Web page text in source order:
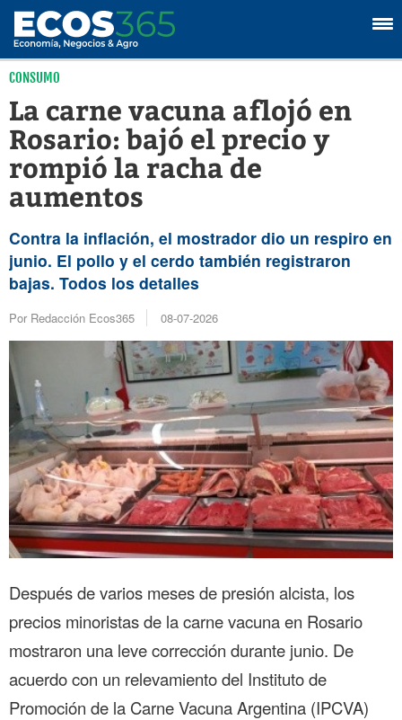
CONSUMO
La carne vacuna aflojó en
Rosario: bajó el precio y
rompió la racha de
aumentos
Contra la inflación, el mostrador dio un respiro en
junio. El pollo y el cerdo también registraron
bajas. Todos los detalles
Por Redacción Ecos365 08-07-2026
Después de varios meses de presión alcista, los
precios minoristas de la carne vacuna en Rosario
mostraron una leve corrección durante junio. De
acuerdo con un relevamiento del Instituto de
Promoción de la Carne Vacuna Argentina (IPCVA)